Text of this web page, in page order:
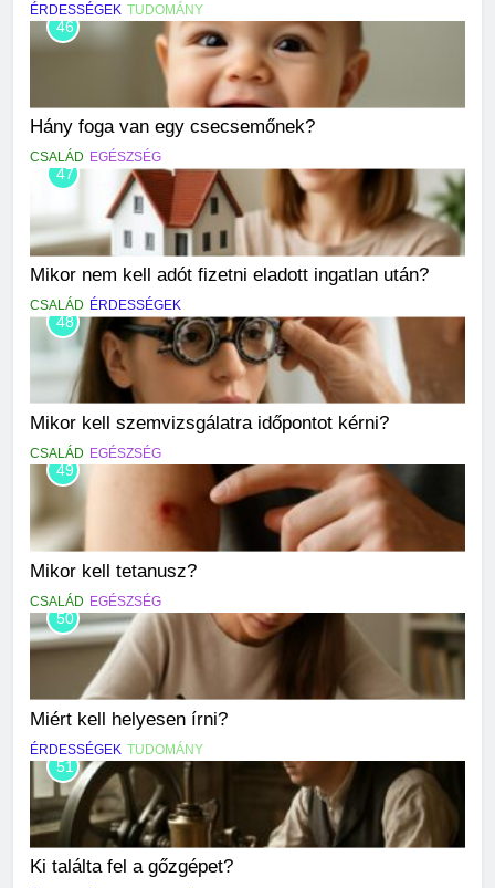
ÉRDESSÉGEK TUDOMÁNY
46
Hány foga van egy csecsemőnek?
CSALÁD EGÉSZSÉG
47
Mikor nem kell adót fizetni eladott ingatlan után?
CSALÁD ÉRDESSÉGEK
48
Mikor kell szemvizsgálatra időpontot kérni?
CSALÁD EGÉSZSÉG
49
Mikor kell tetanusz?
CSALÁD EGÉSZSÉG
50
Miért kell helyesen írni?
ÉRDESSÉGEK TUDOMÁNY
51
Ki találta fel a gőzgépet?